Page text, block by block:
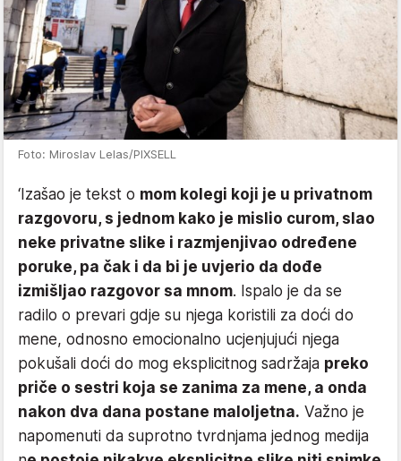
Foto: Miroslav Lelas/PIXSELL
‘Izašao je tekst o mom kolegi koji je u privatnom
razgovoru, s jednom kako je mislio curom, slao
neke privatne slike i razmjenjivao određene
poruke, pa čak i da bi je uvjerio da dođe
izmišljao razgovor sa mnom. Ispalo je da se
radilo o prevari gdje su njega koristili za doći do
mene, odnosno emocionalno ucjenjujući njega
pokušali doći do mog eksplicitnog sadržaja preko
priče o sestri koja se zanima za mene, a onda
nakon dva dana postane maloljetna. Važno je
napomenuti da suprotno tvrdnjama jednog medija